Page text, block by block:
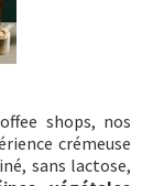
shops, nos
crémeuse
sans lactose,